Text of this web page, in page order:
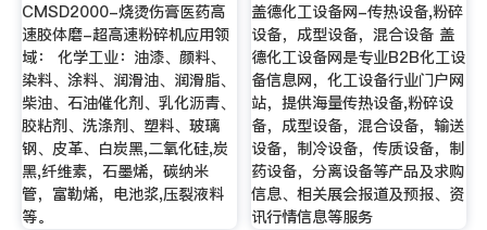
CMSD2000-烧烫伤膏医药高
速胶体磨-超高速粉碎机应用领
域： 化学工业：油漆、颜料、
染料、涂料、润滑油、润滑脂、
柴油、石油催化剂、乳化沥青、
胶粘剂、洗涤剂、塑料、玻璃
钢、皮革、白炭黑,二氧化硅,炭
黑,纤维素，石墨烯，碳纳米
管，富勒烯，电池浆,压裂液料
等。
盖德化工设备网-传热设备,粉碎
设备，成型设备，混合设备 盖
德化工设备网是专业B2B化工设
备信息网，化工设备行业门户网
站，提供海量传热设备,粉碎设
备，成型设备，混合设备，输送
设备，制冷设备，传质设备，制
药设备，分离设备等产品及求购
信息、相关展会报道及预报、资
讯行情信息等服务